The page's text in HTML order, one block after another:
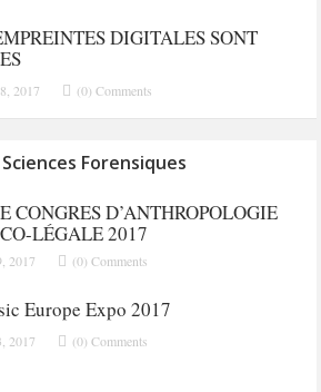
DIGITALES SONT
2017 (0) Comments
Forensiques
CONGRES D’ANTHROPOLOGIE
LÉGALE 2017
2017 (0) Comments
Europe Expo 2017
2017 (0) Comments